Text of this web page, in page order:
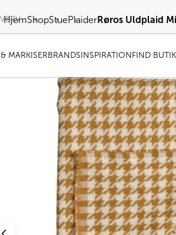
MARKISER BRANDS INSPIRATION FIND BUTIK
HjemShopStuePlaiderRøros Uldplaid